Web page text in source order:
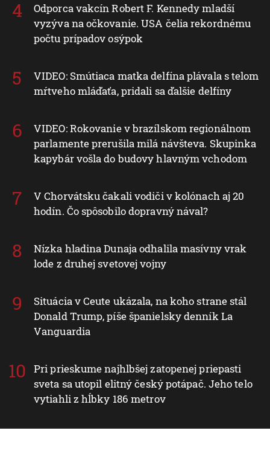
Odporca vakcín Robert F. Kennedy mladší
vyzýva na očkovanie. USA čelia rekordnému
počtu prípadov osýpok
VIDEO: Smútiaca matka delfína plávala s telom
mŕtveho mláďaťa, pridali sa ďalšie delfíny
VIDEO: Rokovanie v brazílskom regionálnom
parlamente prerušila milá návšteva. Skupinka
kapybár vošla do budovy hlavným vchodom
V Chorvátsku čakali vodiči v kolónach aj 20
hodín. Čo spôsobilo dopravný nával?
Nízka hladina Dunaja odhalila masívny vrak
lode z druhej svetovej vojny
Situácia v Ceute ukázala, na koho strane stál
Donald Trump, píše španielsky denník La
Vanguardia
Pri prieskume najhlbšej zatopenej priepasti
sveta sa utopil elitný český potápač. Jeho telo
vytiahli z hĺbky 186 metrov